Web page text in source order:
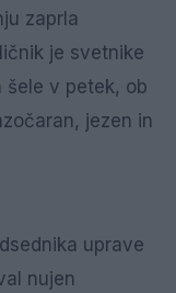
zaprla
je svetnike
šele v petek, ob
jezen in
uprave
nujen